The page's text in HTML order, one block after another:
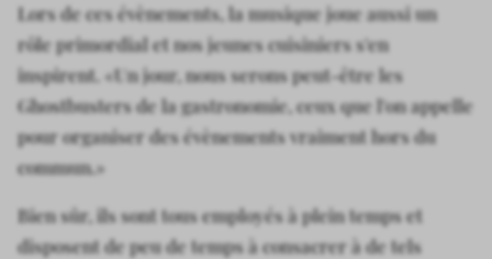
Lors de ces évènements, la musique joue aussi un
rôle primordial et nos jeunes cuisiniers s'en
inspirent. «Un jour, nous serons peut-être les
Ghostbusters de la gastronomie, ceux que l'on appelle
pour organiser des évènements vraiment hors du
commun.»
Bien sûr, ils sont tous employés à plein temps et
disposent de peu de temps à consacrer à de tels